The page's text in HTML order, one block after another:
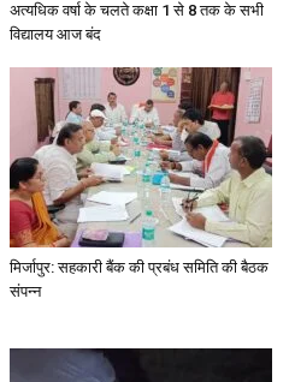
अत्यधिक वर्षा के चलते कक्षा 1 से 8 तक के सभी
विद्यालय आज बंद
मिर्जापुर: सहकारी बैंक की प्रबंध समिति की बैठक
संपन्न